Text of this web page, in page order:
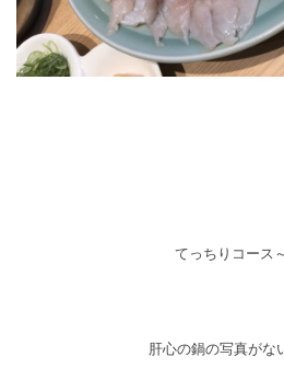
てっちりコース
肝心の鍋の写真がな